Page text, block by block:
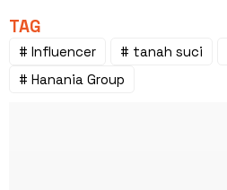
TAG
# Influencer # tanah suci
# Hanania Group